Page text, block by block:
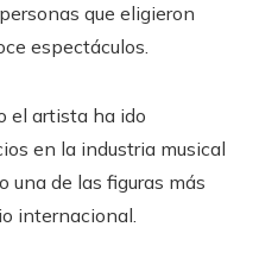
que eligieron
espectáculos.
el artista ha ido
en la industria musical
una de las figuras más
internacional.